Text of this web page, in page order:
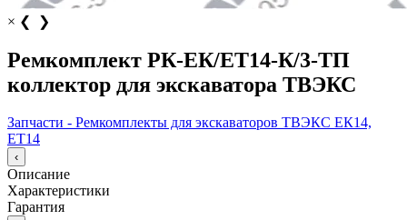
× ❮ ❯
Ремкомплект РК-ЕК/ЕТ14-К/3-ТП
коллектор для экскаватора ТВЭКС
Запчасти - Ремкомплекты для экскаваторов ТВЭКС ЕК14,
ЕТ14
‹
Описание
Характеристики
Гарантия